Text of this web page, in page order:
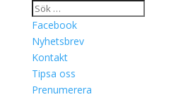
Facebook
Nyhetsbrev
Kontakt
Tipsa oss
Prenumerera